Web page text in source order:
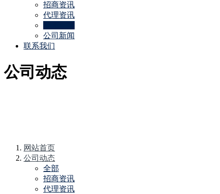
招商资讯
代理资讯
公司新闻
联系我们
公司动态
网站首页
公司动态
全部
招商资讯
代理资讯